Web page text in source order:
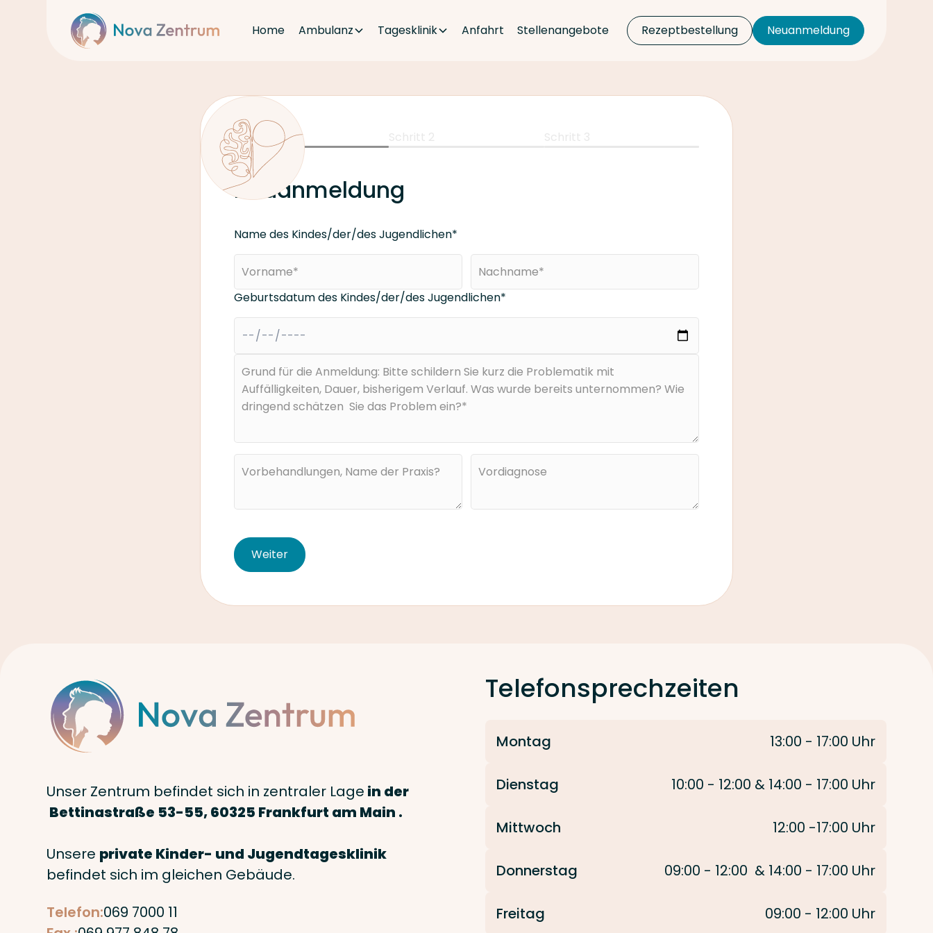
Home Ambulanz Tagesklinik Anfahrt Stellenangebote Rezeptbestellung Neuanmeldung
Schritt 1
Neuanmeldung
Name des Kindes/der/des Jugendlichen*
Geburtsdatum des Kindes/der/des Jugendlichen*
Weiter
Unser Zentrum befindet sich in zentraler Lage in der
Bettinastraße 53-55, 60325 Frankfurt am Main .
Unsere private Kinder- und Jugendtagesklinik
befindet sich im gleichen Gebäude.
Telefon:069 7000 11
Telefonsprechzeiten
Montag 13:00 - 17:00 Uhr
Dienstag 10:00 - 12:00 & 14:00 - 17:00 Uhr
Mittwoch 12:00 -17:00 Uhr
Donnerstag 09:00 - 12:00 & 14:00 - 17:00 Uhr
Freitag 09:00 - 12:00 Uhr